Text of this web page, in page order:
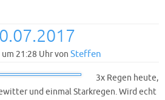
21:28 Uhr von Steffen
3x Regen heute,
und einmal Starkregen. Wird echt